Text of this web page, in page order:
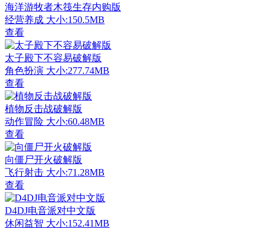
海洋游牧者木筏生存内购版
经营养成 大小:150.5MB
查看
太子殿下不容易破解版
角色扮演 大小:277.74MB
查看
植物反击战破解版
动作冒险 大小:60.48MB
查看
向僵尸开火破解版
飞行射击 大小:71.28MB
查看
D4DJ电音派对中文版
休闲益智 大小:152.41MB